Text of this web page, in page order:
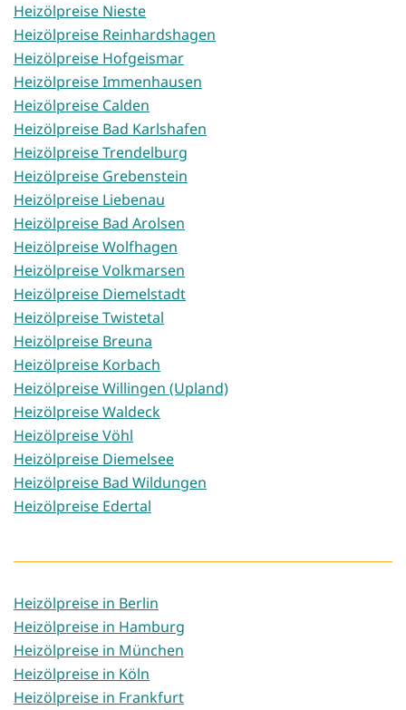
Heizölpreise Nieste
Heizölpreise Reinhardshagen
Heizölpreise Hofgeismar
Heizölpreise Immenhausen
Heizölpreise Calden
Heizölpreise Bad Karlshafen
Heizölpreise Trendelburg
Heizölpreise Grebenstein
Heizölpreise Liebenau
Heizölpreise Bad Arolsen
Heizölpreise Wolfhagen
Heizölpreise Volkmarsen
Heizölpreise Diemelstadt
Heizölpreise Twistetal
Heizölpreise Breuna
Heizölpreise Korbach
Heizölpreise Willingen (Upland)
Heizölpreise Waldeck
Heizölpreise Vöhl
Heizölpreise Diemelsee
Heizölpreise Bad Wildungen
Heizölpreise Edertal
Heizölpreise in Berlin
Heizölpreise in Hamburg
Heizölpreise in München
Heizölpreise in Köln
Heizölpreise in Frankfurt